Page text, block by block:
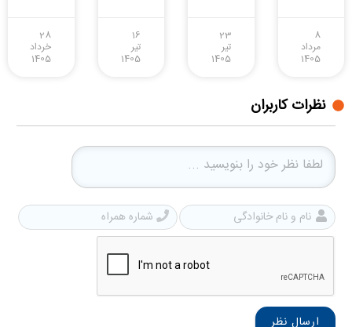
8
مرداد
1405
23
تیر
1405
16
تیر
1405
28
خرداد
1405
نظرات کاربران
نام
و
نام